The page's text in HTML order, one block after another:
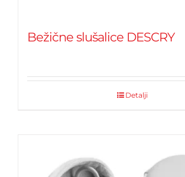
Bežične slušalice DESCRY
Detalji